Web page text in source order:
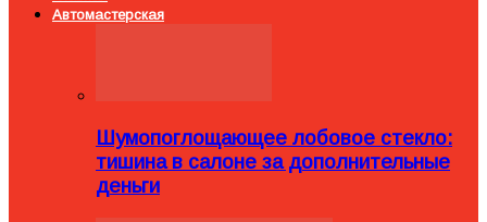
Автомастерская
Шумопоглощающее лобовое стекло:
тишина в салоне за дополнительные
деньги